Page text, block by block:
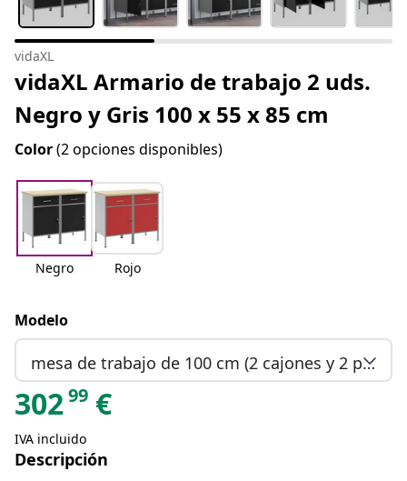
vidaXL
vidaXL Armario de trabajo 2 uds.
Negro y Gris 100 x 55 x 85 cm
Color(2 opciones disponibles)
Negro Rojo
Modelo
mesa de trabajo de 100 cm (2 cajones y 2 puertas)
30299 €
IVA incluido
Descripción